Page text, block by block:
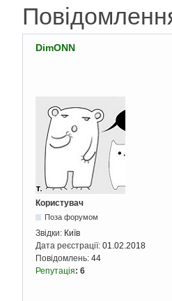
DimONN
Користувач
Поза форумом
Звідки: Київ
Дата реєстрації: 01.02.2018
Повідомлень: 44
Репутація: 6